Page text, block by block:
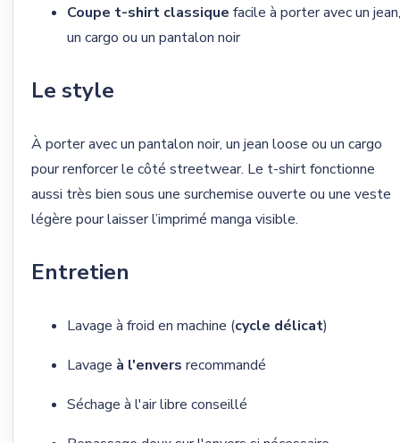
Coupe t-shirt classique facile à porter avec un jean,
un cargo ou un pantalon noir
Le style
À porter avec un pantalon noir, un jean loose ou un cargo
pour renforcer le côté streetwear. Le t-shirt fonctionne
aussi très bien sous une surchemise ouverte ou une veste
légère pour laisser l’imprimé manga visible.
Entretien
Lavage à froid en machine (cycle délicat)
Lavage à l'envers recommandé
Séchage à l'air libre conseillé